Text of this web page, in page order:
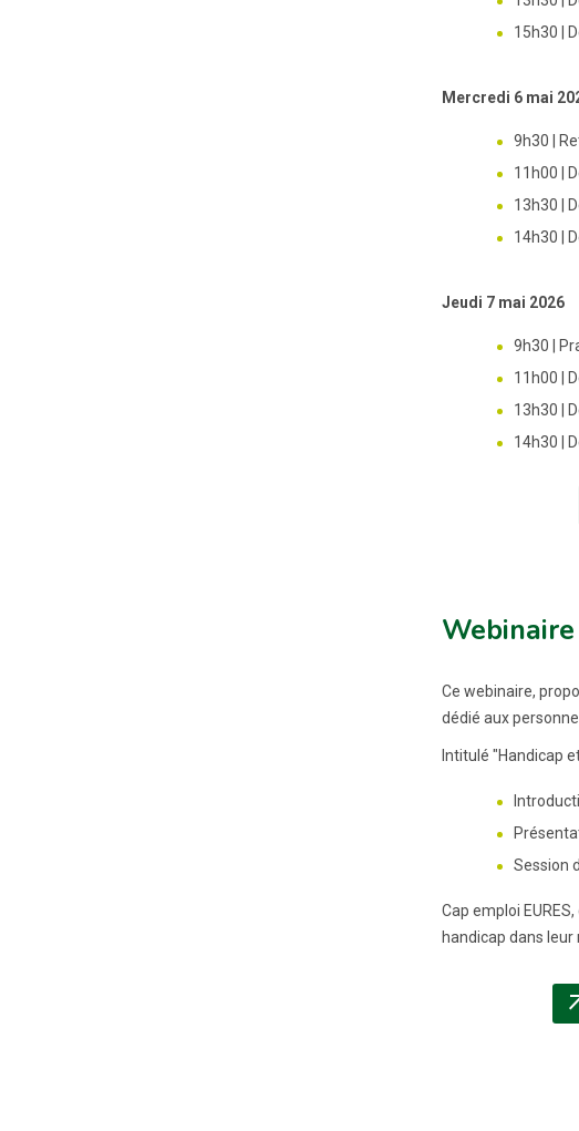
15h30 |
Mercredi 6 mai
9h30 |
11h00 |
13h30 |
14h30 |
Jeudi 7 mai 2026
9h30 |
11h00 |
13h30 |
14h30 |
Ce webinaire,
dédié aux
Intitulé "Handicap
Session
Cap emploi
handicap dans